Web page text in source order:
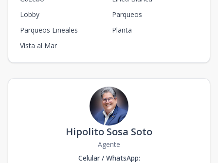
Lobby
Parqueos
Parqueos Lineales
Planta
Vista al Mar
Hipolito Sosa Soto
Agente
Celular / WhatsApp: